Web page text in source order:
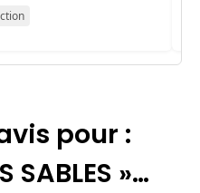
pour :
SABLES »…